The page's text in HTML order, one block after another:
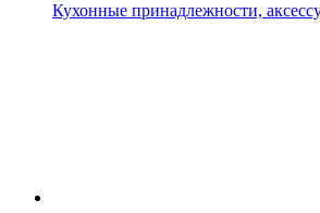
Кухонные принадлежности,